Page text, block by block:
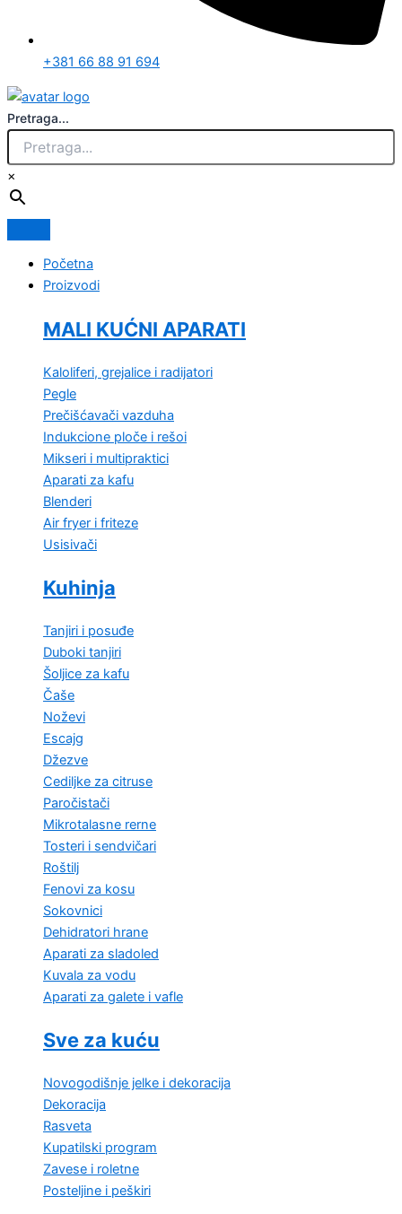
+381 66 88 91 694
Pretraga...
×
Početna
Proizvodi
MALI KUĆNI APARATI
Kaloliferi, grejalice i radijatori
Pegle
Prečišćavači vazduha
Indukcione ploče i rešoi
Mikseri i multipraktici
Aparati za kafu
Blenderi
Air fryer i friteze
Usisivači
Kuhinja
Tanjiri i posuđe
Duboki tanjiri
Šoljice za kafu
Čaše
Noževi
Escajg
Džezve
Cediljke za citruse
Paročistači
Mikrotalasne rerne
Tosteri i sendvičari
Roštilj
Fenovi za kosu
Sokovnici
Dehidratori hrane
Aparati za sladoled
Kuvala za vodu
Aparati za galete i vafle
Sve za kuću
Novogodišnje jelke i dekoracija
Dekoracija
Rasveta
Kupatilski program
Zavese i roletne
Posteljine i peškiri